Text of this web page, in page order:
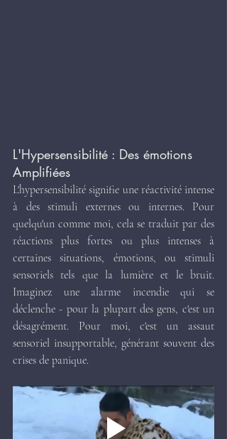
L'Hypersensibilité : Des émotions
Amplifiées
L'hypersensibilité signifie une réactivité intense
à des stimuli externes ou internes. Pour
quelqu'un comme moi, cela se traduit par des
réactions plus fortes ou plus intenses à
certaines situations, émotions, ou stimuli
sensoriels tels que la lumière et le bruit.
Imaginez une alarme incendie qui se
déclenche - pour la plupart des gens, c'est un
désagrément. Pour moi, c'est un assaut
sensoriel insupportable, générant souvent des
crises de panique.